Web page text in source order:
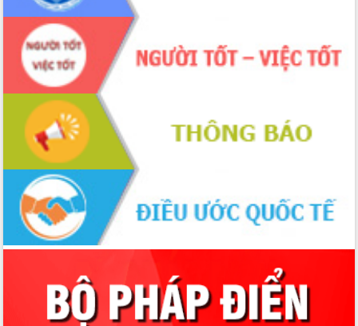
Hòn Yến phát triển du lịch gắn với bảo
tồn biển
Lấy ý kiến điều chỉnh Quy hoạch tỉnh
Đắk Lắk thời kỳ 2021-2030, tầm nhìn
đến năm 2050
Phát động chiến dịch 30 ngày đêm
giải phóng mặt bằng Tuyến đường bộ
ven biển
Đắk Lắk nỗ lực thúc đẩy tăng trưởng
kinh tế từ 10% trở lên trong Quý
II/2026
Đắk Lắk ký kết thỏa thuận hợp tác về
chuyển đổi số giai đoạn 2026 – 2030
với Tập đoàn Bưu chính Viễn thông
Việt Nam
Thứ trưởng Bộ Y tế làm việc với tỉnh
Đắk Lắk về phát triển nhân lực y tế
cho trạm y tế cấp xã
Du lịch Đắk Lắk nâng tầm trải nghiệm